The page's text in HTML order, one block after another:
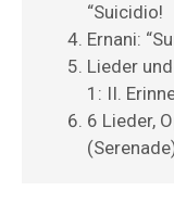
“Suicidio!
Ernani:
Lieder
1: II.
6 Lieder,